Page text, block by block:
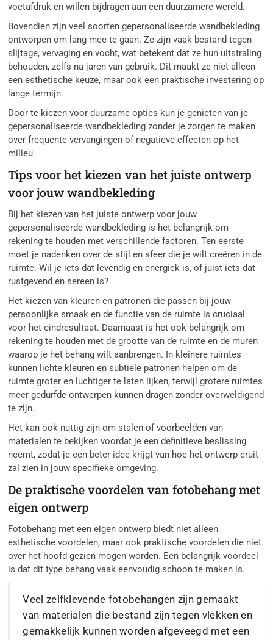
voetafdruk en willen bijdragen aan een duurzamere wereld.
Bovendien zijn veel soorten gepersonaliseerde wandbekleding
ontworpen om lang mee te gaan. Ze zijn vaak bestand tegen
slijtage, vervaging en vocht, wat betekent dat ze hun uitstraling
behouden, zelfs na jaren van gebruik. Dit maakt ze niet alleen
een esthetische keuze, maar ook een praktische investering op
lange termijn.
Door te kiezen voor duurzame opties kun je genieten van je
gepersonaliseerde wandbekleding zonder je zorgen te maken
over frequente vervangingen of negatieve effecten op het
milieu.
Tips voor het kiezen van het juiste ontwerp
voor jouw wandbekleding
Bij het kiezen van het juiste ontwerp voor jouw
gepersonaliseerde wandbekleding is het belangrijk om
rekening te houden met verschillende factoren. Ten eerste
moet je nadenken over de stijl en sfeer die je wilt creëren in de
ruimte. Wil je iets dat levendig en energiek is, of juist iets dat
rustgevend en sereen is?
Het kiezen van kleuren en patronen die passen bij jouw
persoonlijke smaak en de functie van de ruimte is cruciaal
voor het eindresultaat. Daarnaast is het ook belangrijk om
rekening te houden met de grootte van de ruimte en de muren
waarop je het behang wilt aanbrengen. In kleinere ruimtes
kunnen lichte kleuren en subtiele patronen helpen om de
ruimte groter en luchtiger te laten lijken, terwijl grotere ruimtes
meer gedurfde ontwerpen kunnen dragen zonder overweldigend
te zijn.
Het kan ook nuttig zijn om stalen of voorbeelden van
materialen te bekijken voordat je een definitieve beslissing
neemt, zodat je een beter idee krijgt van hoe het ontwerp eruit
zal zien in jouw specifieke omgeving.
De praktische voordelen van fotobehang met
eigen ontwerp
Fotobehang met een eigen ontwerp biedt niet alleen
esthetische voordelen, maar ook praktische voordelen die niet
over het hoofd gezien mogen worden. Een belangrijk voordeel
is dat dit type behang vaak eenvoudig schoon te maken is.
Veel zelfklevende fotobehangen zijn gemaakt
van materialen die bestand zijn tegen vlekken en
gemakkelijk kunnen worden afgeveegd met een